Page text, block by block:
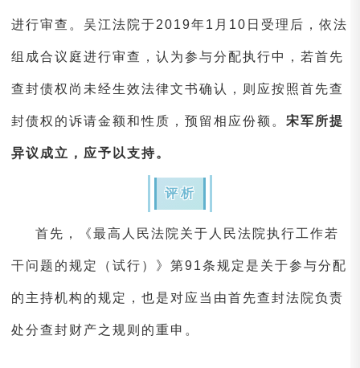
进行审查。吴江法院于2019年1月10日受理后，依法
组成合议庭进行审查，认为参与分配执行中，若首先
查封债权尚未经生效法律文书确认，则应按照首先查
封债权的诉请金额和性质，预留相应份额。 宋军所提
异议成立，应予以支持。
评析
首先，《最高人民法院关于人民法院执行工作若
干问题的规定（试行）》第91条规定是关于参与分配
的主持机构的规定，也是对应当由首先查封法院负责
处分查封财产之规则的重申。